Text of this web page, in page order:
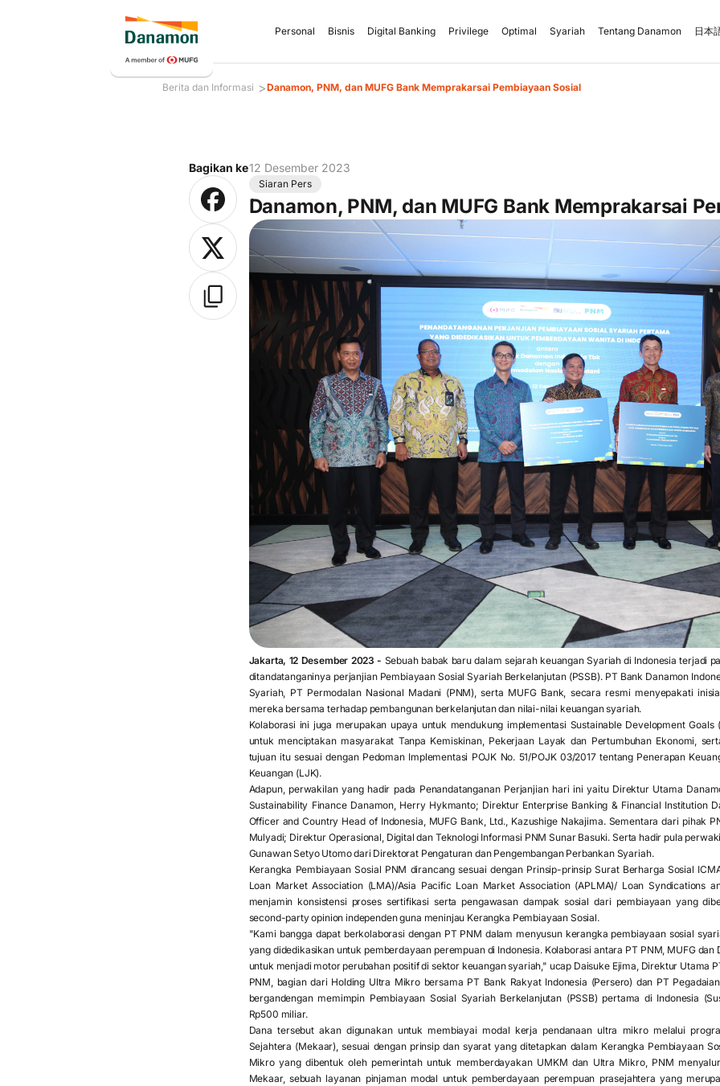
Personal Bisnis Digital Banking Privilege Optimal Syariah Tentang Danamon 日本
Berita dan Informasi >Danamon, PNM, dan MUFG Bank Memprakarsai Pembiayaan Sosial
Bagikan ke12 Desember 2023
Siaran Pers
Danamon, PNM, dan MUFG Bank Memprakarsai
Jakarta, 12 Desember 2023 - Sebuah babak baru dalam sejarah keuangan Syariah di Indonesia terjadi
ditandatanganinya perjanjian Pembiayaan Sosial Syariah Berkelanjutan (PSSB). PT Bank Danamon
Syariah, PT Permodalan Nasional Madani (PNM), serta MUFG Bank, secara resmi menyepakati
mereka bersama terhadap pembangunan berkelanjutan dan nilai-nilai keuangan syariah.
Kolaborasi ini juga merupakan upaya untuk mendukung implementasi Sustainable Development Goals
untuk menciptakan masyarakat Tanpa Kemiskinan, Pekerjaan Layak dan Pertumbuhan Ekonomi,
tujuan itu sesuai dengan Pedoman Implementasi POJK No. 51/POJK 03/2017 tentang Penerapan
Keuangan (LJK).
Adapun, perwakilan yang hadir pada Penandatanganan Perjanjian hari ini yaitu Direktur Utama
Sustainability Finance Danamon, Herry Hykmanto; Direktur Enterprise Banking & Financial Institution
Officer and Country Head of Indonesia, MUFG Bank, Ltd., Kazushige Nakajima. Sementara dari pihak
Mulyadi; Direktur Operasional, Digital dan Teknologi Informasi PNM Sunar Basuki. Serta hadir pula
Gunawan Setyo Utomo dari Direktorat Pengaturan dan Pengembangan Perbankan Syariah.
Kerangka Pembiayaan Sosial PNM dirancang sesuai dengan Prinsip-prinsip Surat Berharga Sosial
Loan Market Association (LMA)/Asia Pacific Loan Market Association (APLMA)/ Loan Syndications
menjamin konsistensi proses sertifikasi serta pengawasan dampak sosial dari pembiayaan yang
second-party opinion independen guna meninjau Kerangka Pembiayaan Sosial.
"Kami bangga dapat berkolaborasi dengan PT PNM dalam menyusun kerangka pembiayaan sosial
yang didedikasikan untuk pemberdayaan perempuan di Indonesia. Kolaborasi antara PT PNM, MUFG
untuk menjadi motor perubahan positif di sektor keuangan syariah," ucap Daisuke Ejima, Direktur Utama
PNM, bagian dari Holding Ultra Mikro bersama PT Bank Rakyat Indonesia (Persero) dan PT
bergandengan memimpin Pembiayaan Sosial Syariah Berkelanjutan (PSSB) pertama di Indonesia
Rp500 miliar.
Dana tersebut akan digunakan untuk membiayai modal kerja pendanaan ultra mikro melalui
Sejahtera (Mekaar), sesuai dengan prinsip dan syarat yang ditetapkan dalam Kerangka Pembiayaan
Mikro yang dibentuk oleh pemerintah untuk memberdayakan UMKM dan Ultra Mikro, PNM
Mekaar, sebuah layanan pinjaman modal untuk pemberdayaan perempuan prasejahtera yang